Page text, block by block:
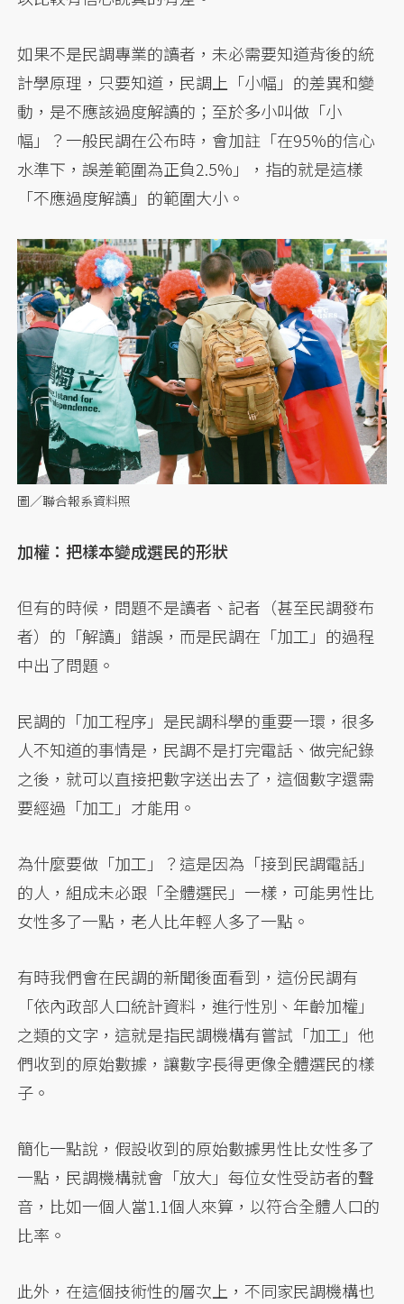
如果不是民調專業的讀者，未必需要知道背後的統
計學原理，只要知道，民調上「小幅」的差異和變
動，是不應該過度解讀的；至於多小叫做「小
幅」？一般民調在公布時，會加註「在95%的信心
水準下，誤差範圍為正負2.5%」，指的就是這樣
「不應過度解讀」的範圍大小。
圖／聯合報系資料照
加權：把樣本變成選民的形狀
但有的時候，問題不是讀者、記者（甚至民調發布
者）的「解讀」錯誤，而是民調在「加工」的過程
中出了問題。
民調的「加工程序」是民調科學的重要一環，很多
人不知道的事情是，民調不是打完電話、做完紀錄
之後，就可以直接把數字送出去了，這個數字還需
要經過「加工」才能用。
為什麼要做「加工」？這是因為「接到民調電話」
的人，組成未必跟「全體選民」一樣，可能男性比
女性多了一點，老人比年輕人多了一點。
有時我們會在民調的新聞後面看到，這份民調有
「依內政部人口統計資料，進行性別、年齡加權」
之類的文字，這就是指民調機構有嘗試「加工」他
們收到的原始數據，讓數字長得更像全體選民的樣
子。
簡化一點說，假設收到的原始數據男性比女性多了
一點，民調機構就會「放大」每位女性受訪者的聲
音，比如一個人當1.1個人來算，以符合全體人口的
比率。
此外，在這個技術性的層次上，不同家民調機構也